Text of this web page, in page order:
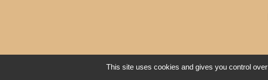
This site uses cookies and gives you control